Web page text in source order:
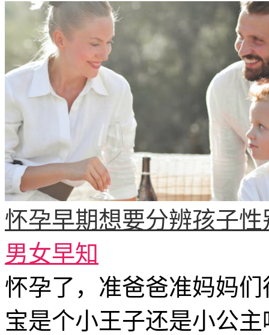
怀孕早期想要分辨孩子
男女早知
怀孕了，准爸爸准妈妈
宝是个小王子还是小公